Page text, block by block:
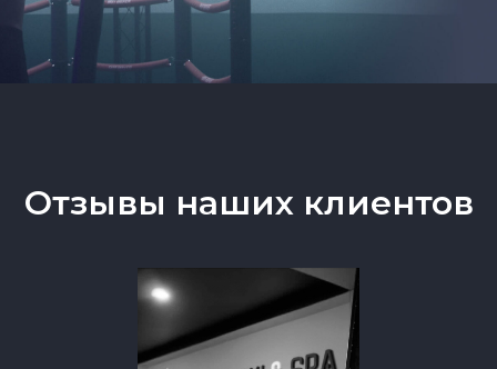
Отзывы наших клиентов